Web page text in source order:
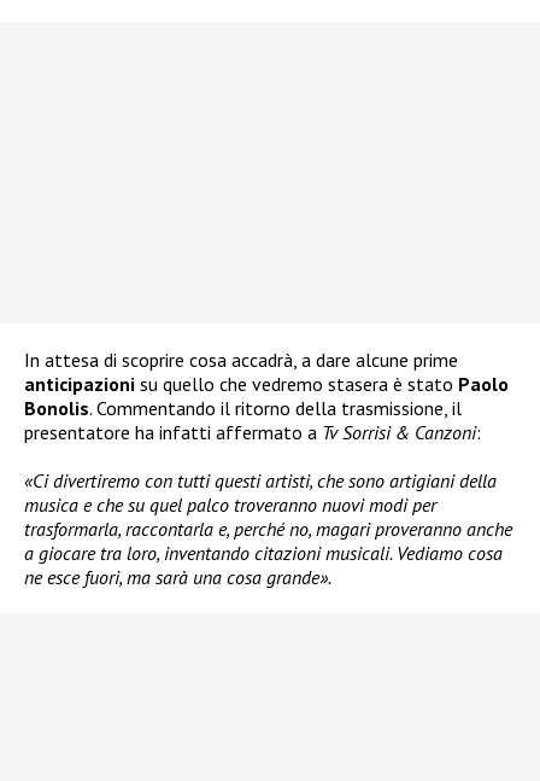
In attesa di scoprire cosa accadrà, a dare alcune prime
anticipazioni su quello che vedremo stasera è stato Paolo
Bonolis. Commentando il ritorno della trasmissione, il
presentatore ha infatti affermato a Tv Sorrisi & Canzoni:
«Ci divertiremo con tutti questi artisti, che sono artigiani della
musica e che su quel palco troveranno nuovi modi per
trasformarla, raccontarla e, perché no, magari proveranno anche
a giocare tra loro, inventando citazioni musicali. Vediamo cosa
ne esce fuori, ma sarà una cosa grande».